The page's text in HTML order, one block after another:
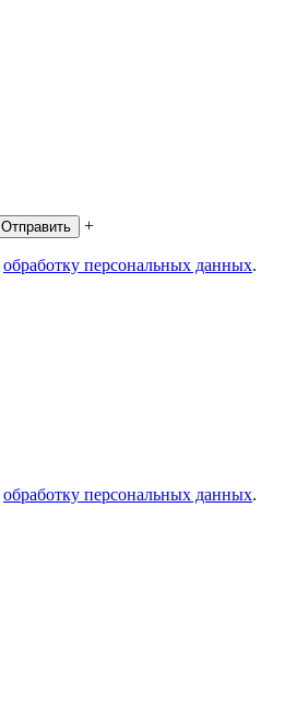
Отправить +
обработку персональных данных.
обработку персональных данных.